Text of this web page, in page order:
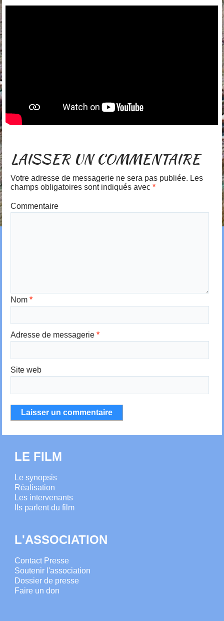
LAISSER UN COMMENTAIRE
Votre adresse de messagerie ne sera pas publiée. Les
champs obligatoires sont indiqués avec*
Commentaire
Nom*
Adresse de messagerie*
Site web
LE FILM
Le synopsis
Réalisation
Les intervenants
Ils parlent du film
L'ASSOCIATION
Contact Presse
Soutenir l'association
Dossier de presse
Faire un don